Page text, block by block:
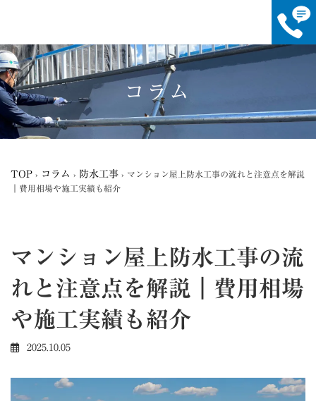
コ
ン
テ
ン
ツ
ス
ナ
ビ
ゲ
ー
シ
ン
コラム
TOP › コラム › 防水工事 › マンション屋上防水工事の流れと注意点を解説
｜費用相場や施工実績も紹介
マンション屋上防水工事の流
れと注意点を解説｜費用相場
や施工実績も紹介
2025.10.05